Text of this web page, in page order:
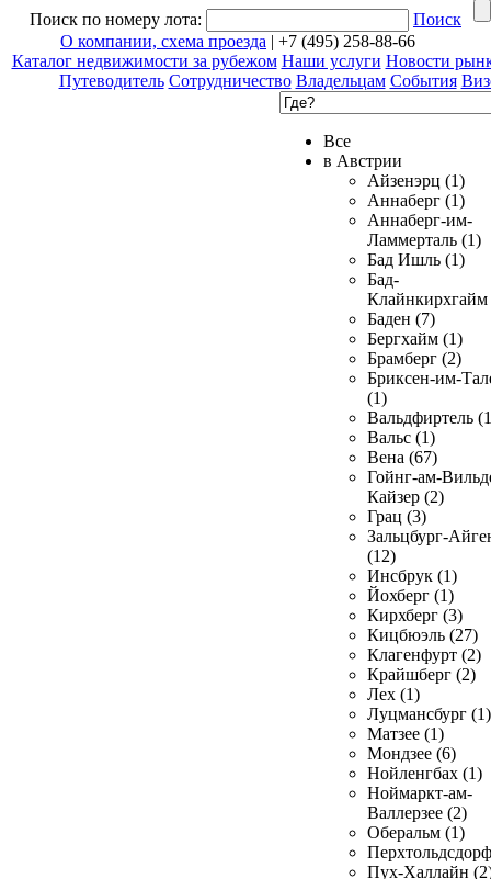
Поиск по номеру лота:
Поиск
О компании, схема проезда | +7 (495) 258-88-66
Каталог недвижимости за рубежом Наши услуги Новости
Путеводитель Сотрудничество Владельцам События
Все
в Австрии
Айзенэрц (1)
Аннаберг (1)
Аннаберг-им-
Ламмерталь (1)
Бад Ишль (1)
Бад-
Клайнкирхгайм
Баден (7)
Бергхайм (1)
Брамберг (2)
Бриксен-им-
(1)
Вальдфиртель
Вальс (1)
Вена (67)
Гойнг-ам-
Кайзер (2)
Грац (3)
Зальцбург-
(12)
Инсбрук (1)
Йохберг (1)
Кирхберг (3)
Кицбюэль (27)
Клагенфурт (2)
Крайшберг (2)
Лех (1)
Луцмансбург (1)
Матзее (1)
Мондзее (6)
Нойленгбах (1)
Ноймаркт-ам-
Валлерзее (2)
Оберальм (1)
Пух-Халлайн